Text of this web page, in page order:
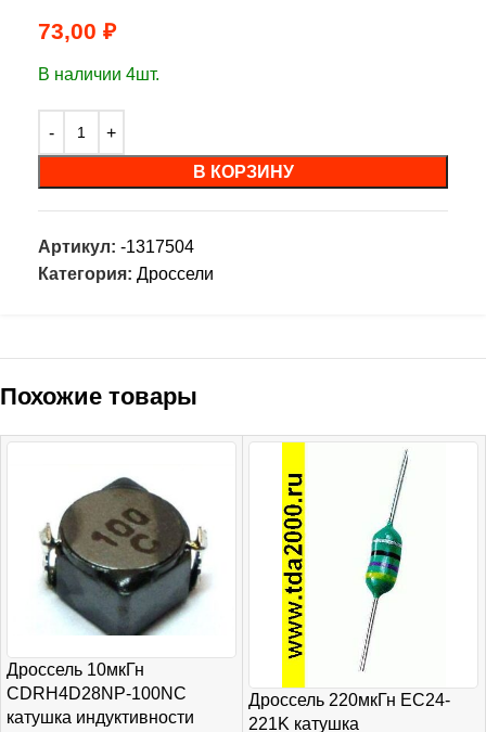
73,00 ₽
В наличии 4шт.
В КОРЗИНУ
Артикул: -1317504
Категория: Дроссели
Похожие товары
Дроссель 10мкГн
CDRH4D28NP-100NC
катушка индуктивности
Дроссель 220мкГн EC24-
221K катушка